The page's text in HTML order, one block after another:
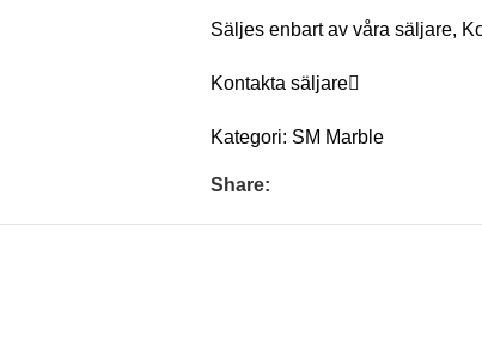
Säljes enbart av våra säljare,
Kontakta säljare
Kategori: SM Marble
Share: